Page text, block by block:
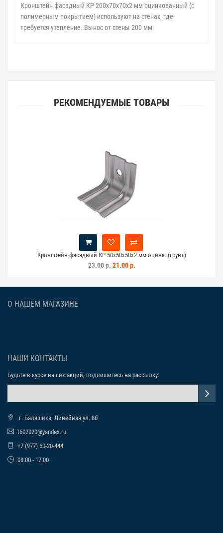
Кронштейн фасадный КР 200х70х70х2 мм оцинкованный (с
полимерным покрытием) используют на стенах, где
требуется утепление. Вынос от стены 200 мм
РЕКОМЕНДУЕМЫЕ ТОВАРЫ
Кронштейн фасадный КР 50х50х50х2 мм оцинк. (грунт)
23.00 р.21.00 р.
О НАШЕМ МАГАЗИНЕ
НАШИ КОНТАКТЫ
Будьте в курсе наших акций, подпишитесь на рассылку:
г. Балашиха, Линейная ул. 8б
t602020@yandex.ru
+7 (977) 60-20-444
08:00 - 17:00